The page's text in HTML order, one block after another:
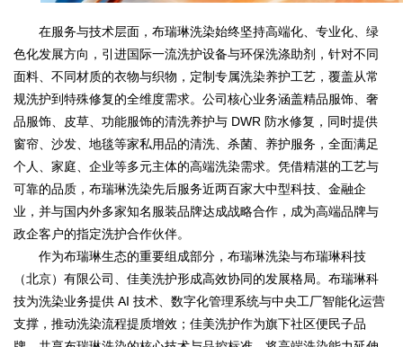
在服务与技术层面，布瑞琳洗染始终坚持高端化、专业化、绿
色化发展方向，引进国际一流洗护设备与环保洗涤助剂，针对不同
面料、不同材质的衣物与织物，定制专属洗染养护工艺，覆盖从常
规洗护到特殊修复的全维度需求。公司核心业务涵盖精品服饰、奢
品服饰、皮草、功能服饰的清洗养护与 DWR 防水修复，同时提供
窗帘、沙发、地毯等家私用品的清洗、杀菌、养护服务，全面满足
个人、家庭、企业等多元主体的高端洗染需求。凭借精湛的工艺与
可靠的品质，布瑞琳洗染先后服务近两百家大中型科技、金融企
业，并与国内外多家知名服装品牌达成战略合作，成为高端品牌与
政企客户的指定洗护合作伙伴。
作为布瑞琳生态的重要组成部分，布瑞琳洗染与布瑞琳科技
（北京）有限公司、佳美洗护形成高效协同的发展格局。布瑞琳科
技为洗染业务提供 AI 技术、数字化管理系统与中央工厂智能化运营
支撑，推动洗染流程提质增效；佳美洗护作为旗下社区便民子品